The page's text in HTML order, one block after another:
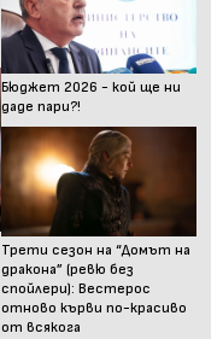
Бюджет 2026 - кой ще ни
даде пари?!
Трети сезон на “Домът на
дракона” (ревю без
спойлери): Вестерос
отново кърви по-красиво
от всякога